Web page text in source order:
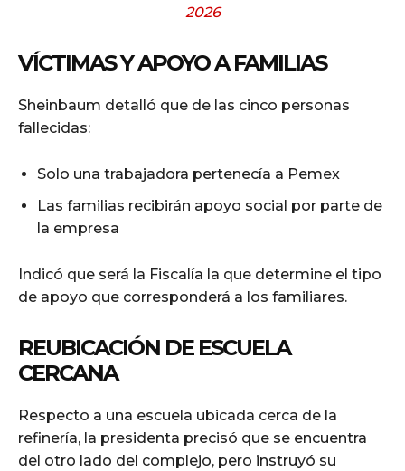
2026
VÍCTIMAS Y APOYO A FAMILIAS
Sheinbaum detalló que de las cinco personas
fallecidas:
Solo una trabajadora pertenecía a Pemex
Las familias recibirán apoyo social por parte de
la empresa
Indicó que será la Fiscalía la que determine el tipo
de apoyo que corresponderá a los familiares.
REUBICACIÓN DE ESCUELA
CERCANA
Respecto a una escuela ubicada cerca de la
refinería, la presidenta precisó que se encuentra
del otro lado del complejo, pero instruyó su